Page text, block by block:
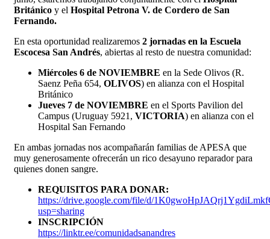
Británico y el Hospital Petrona V. de Cordero de San
Fernando.
En esta oportunidad realizaremos 2 jornadas en la Escuela
Escocesa San Andrés, abiertas al resto de nuestra comunidad:
Miércoles 6 de NOVIEMBRE en la Sede Olivos (R.
Saenz Peña 654, OLIVOS) en alianza con el Hospital
Británico
Jueves 7 de NOVIEMBRE en el Sports Pavilion del
Campus (Uruguay 5921, VICTORIA) en alianza con el
Hospital San Fernando
En ambas jornadas nos acompañarán familias de APESA que
muy generosamente ofrecerán un rico desayuno reparador para
quienes donen sangre.
REQUISITOS PARA DONAR:
https://drive.google.com/file/d/
usp=sharing
INSCRIPCIÓN
https://linktr.ee/comunidadsanandres